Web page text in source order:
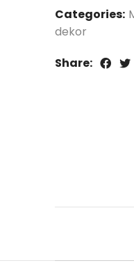
Categories:
dekor
Share: